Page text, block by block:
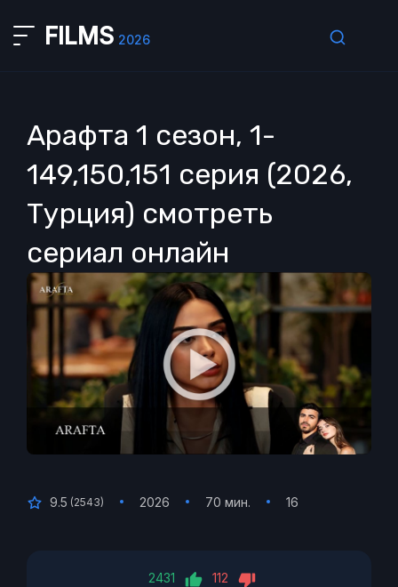
FILMS 2026
Арафта 1 сезон, 1-
149,150,151 серия (2026,
Турция) смотреть
сериал онлайн
9.5 (2543) 2026 70 мин. 16
2431 112